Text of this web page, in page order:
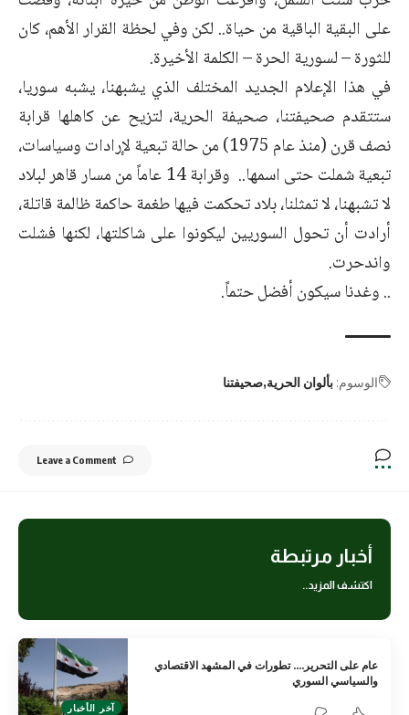
على البقية الباقية من حياة.. لكن وفي لحظة القرار الأهم، كان
للثورة – لسورية الحرة – الكلمة الأخيرة.
في هذا الإعلام الجديد المختلف الذي يشبهنا، يشبه سوريا،
ستتقدم صحيفتنا، صحيفة الحرية، لتزيح عن كاهلها قرابة
نصف قرن (منذ عام 1975) من حالة تبعية لإرادات وسياسات،
تبعية شملت حتى اسمها.. وقرابة 14 عاماً من مسار قاهر لبلاد
لا تشبهنا، لا تمثلنا، بلاد تحكمت فيها طغمة حاكمة ظالمة قاتلة،
أرادت أن تحول السوريين ليكونوا على شاكلتها، لكنها فشلت
واندحرت.
.. وغدنا سيكون أفضل حتماً.
الوسوم: بألوان الحرية صحيفتنا
Leave a Comment
أخبار مرتبطة
اكتشف المزيد..
آخر الأخبار
عام على التحرير…. تطورات في المشهد الاقتصادي
والسياسي السوري